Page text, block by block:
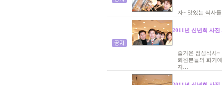
자~ 맛있는 식사
2011년 신년회 사진
즐거운 점심식사
회원분들의 화기
지…